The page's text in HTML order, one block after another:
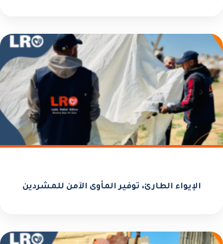
الإيواء الطارئ، توفير المأوى الآمن للمشردين